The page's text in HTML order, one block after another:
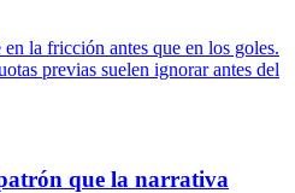
la fricción antes que en los goles.
previas suelen ignorar antes del
que la narrativa